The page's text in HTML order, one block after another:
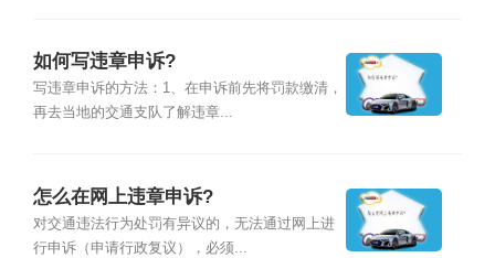
如何写违章申诉?
写违章申诉的方法：1、在申诉前先将罚款缴清，
再去当地的交通支队了解违章...
怎么在网上违章申诉?
对交通违法行为处罚有异议的，无法通过网上进
行申诉（申请行政复议），必须...